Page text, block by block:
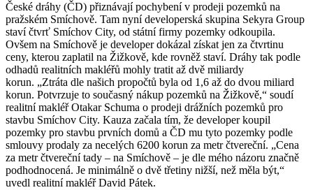
České dráhy (ČD) přiznávají pochybení v prodeji pozemků na
pražském Smíchově. Tam nyní developerská skupina Sekyra Group
staví čtvrť Smíchov City, od státní firmy pozemky odkoupila.
Ovšem na Smíchově je developer dokázal získat jen za čtvrtinu
ceny, kterou zaplatil na Žižkově, kde rovněž staví. Dráhy tak podle
odhadů realitních makléřů mohly tratit až dvě miliardy
korun. „Ztráta dle našich propočtů byla od 1,6 až do dvou miliard
korun. Potvrzuje to současný nákup pozemků na Žižkově,“ soudí
realitní makléř Otakar Schuma o prodeji drážních pozemků pro
stavbu Smíchov City. Kauza začala tím, že developer koupil
pozemky pro stavbu prvních domů a ČD mu tyto pozemky podle
smlouvy prodaly za necelých 6200 korun za metr čtvereční. „Cena
za metr čtvereční tady – na Smíchově – je dle mého názoru značně
podhodnocená. Je minimálně o dvě třetiny nižší, než měla být,“
uvedl realitní makléř David Pátek.